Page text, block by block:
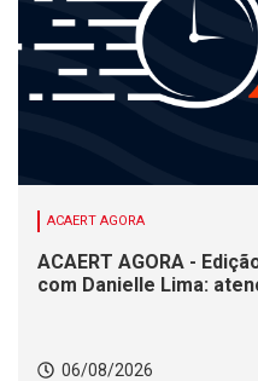
ACAERT AGORA
ACAERT AGORA -
com Danielle Lima:
06/08/2026